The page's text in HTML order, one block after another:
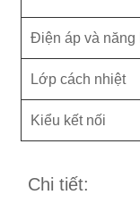
Điện áp và
Lớp cách nhiệt
Kiểu kết nối
Chi tiết: